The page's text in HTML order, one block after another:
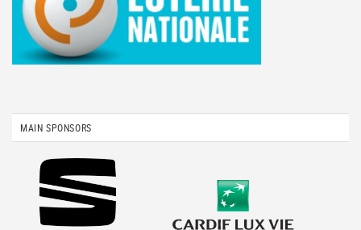
MAIN SPONSORS